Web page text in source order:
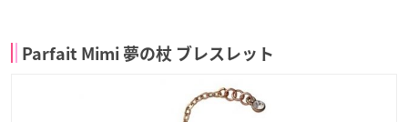
Parfait Mimi 夢の杖 ブレスレット